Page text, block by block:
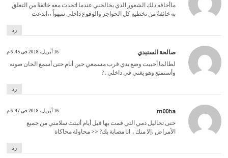
ماأخافه ذلك الشعور الذي يخالجني عندما اتحدث معه خائفةٌ من التعلق
به خائفةٌ من تخطيهِ كل الحواجز والوقوع داخلي سهواً ،،ابدعت
رد
صالحة السنيدي 16 أبريل، 2018 في 6:45 م
لطالما أحببت وضع يدي قرب مسمعي حين أنام حتى أسمع الحان صوته
وأستمتع وهو يغني في داخلي . ?
رد
m00ha 16 أبريل، 2018 في 6:47 م
حتى تحاليل دمي التي قمت بها قبل أيام أثبتت سلامتي من جميع
الأمراض ،إلا منك .. انا مصابة بك? << محاولة محاكاة
رد